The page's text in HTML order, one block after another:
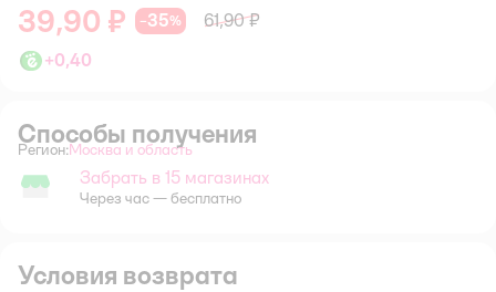
39,90 ₽ −35%
61,90 ₽
+0,40
Способы получения
Регион: Выбор адреса доставки.
Москва и область
Забрать в магазине
Забрать в 15 магазинах
Через час — бесплатно
Условия возврата